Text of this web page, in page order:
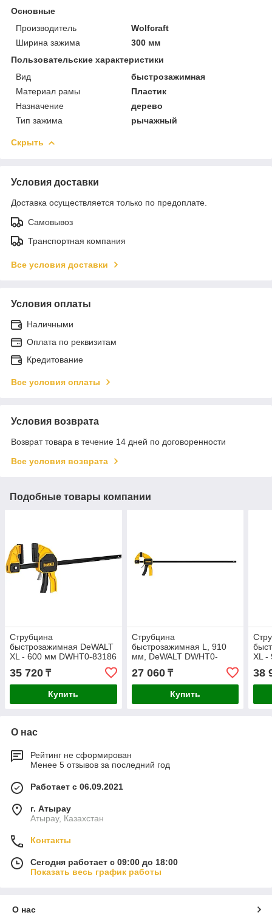
Основные
Производитель
Wolfcraft
Ширина зажима
300 мм
Пользовательские характеристики
Вид
быстрозажимная
Материал рамы
Пластик
Назначение
дерево
Тип зажима
рычажный
Скрыть
Условия доставки
Доставка осуществляется только по предоплате.
Самовывоз
Транспортная компания
Все условия доставки
Условия оплаты
Наличными
Оплата по реквизитам
Кредитование
Все условия оплаты
Условия возврата
Возврат товара в течение 14 дней по договоренности
Все условия возврата
Подобные товары компании
Струбцина
быстрозажимная DeWALT
XL - 600 мм DWHT0-83186
35 720 ₸
Купить
Струбцина
быстрозажимная L, 910
мм, DeWALT DWHT0-
27 060₸
Купить
XL -
38
О нас
Рейтинг не сформирован
Менее 5 отзывов за последний год
Работает с 06.09.2021
г. Атырау
Атырау, Казахстан
Контакты
Сегодня работает с 09:00 до 18:00
Показать весь график работы
О нас